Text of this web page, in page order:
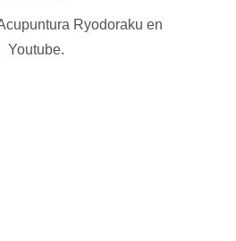
Ryodoraku en
Youtube.